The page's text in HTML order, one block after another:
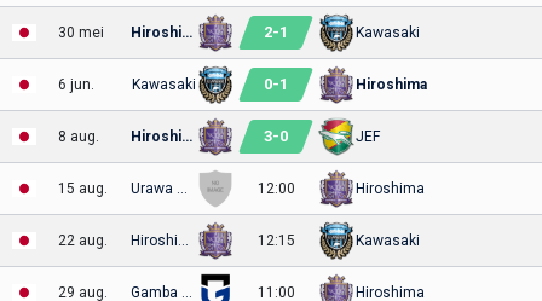
30 mei Hiroshima 2-1 Kawasaki
6 jun. Kawasaki 0-1 Hiroshima
8 aug. Hiroshima 3-0 JEF
15 aug. Urawa Reds 12:00 Hiroshima
22 aug. Hiroshima 12:15 Kawasaki
29 aug. Gamba Osaka 11:00 Hiroshima